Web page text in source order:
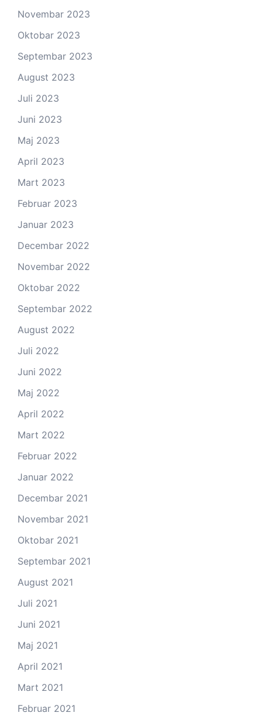
Novembar 2023
Oktobar 2023
Septembar 2023
August 2023
Juli 2023
Juni 2023
Maj 2023
April 2023
Mart 2023
Februar 2023
Januar 2023
Decembar 2022
Novembar 2022
Oktobar 2022
Septembar 2022
August 2022
Juli 2022
Juni 2022
Maj 2022
April 2022
Mart 2022
Februar 2022
Januar 2022
Decembar 2021
Novembar 2021
Oktobar 2021
Septembar 2021
August 2021
Juli 2021
Juni 2021
Maj 2021
April 2021
Mart 2021
Februar 2021